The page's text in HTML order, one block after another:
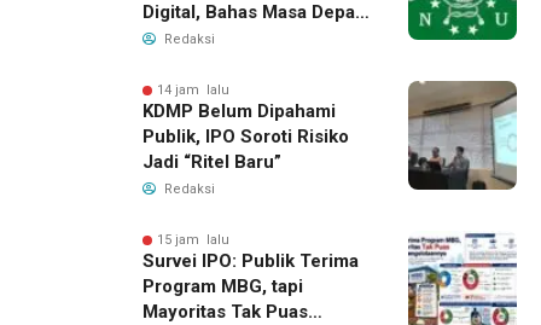
Digital, Bahas Masa Depan
NU di Era Disrupsi
Redaksi
14 jam lalu
KDMP Belum Dipahami
Publik, IPO Soroti Risiko
Jadi “Ritel Baru”
Redaksi
15 jam lalu
Survei IPO: Publik Terima
Program MBG, tapi
Mayoritas Tak Puas